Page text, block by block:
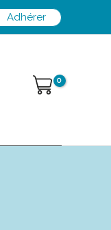
Adhérer